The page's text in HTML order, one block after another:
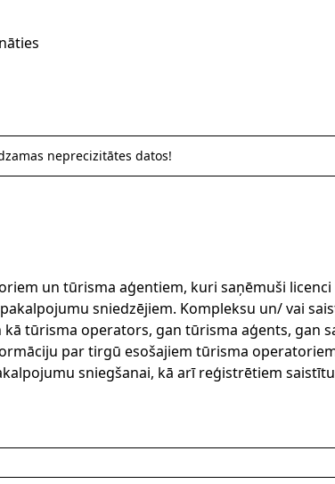
neprecizitātes datos!
un tūrisma aģentiem, kuri saņēmuši
sniedzējiem. Kompleksu un/ vai
tūrisma operators, gan tūrisma aģents, gan
par tirgū esošajiem tūrisma
sniegšanai, kā arī reģistrētiem